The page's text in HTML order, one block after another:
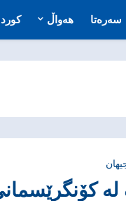
سەرەتا هەواڵ